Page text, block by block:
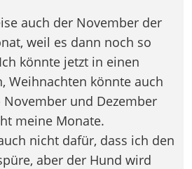
auch der November der
weil es dann noch so
könnte jetzt in einen
Weihnachten könnte auch
und Dezember
meine Monate.
nicht dafür, dass ich den
aber der Hund wird